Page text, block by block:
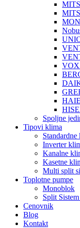
VOX
Spoljne
Tipovi klima
Standardne
Inverter
Kanalne
Kasetne
Multi split
Toplotne pumpe
Monoblok
Split
Cenovnik
Blog
Kontakt